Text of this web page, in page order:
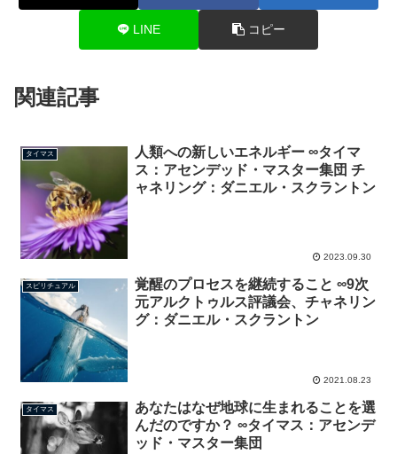
LINE コピー
関連記事
タイマス
人類への新しいエネルギー ∞タイマ
ス：アセンデッド・マスター集団 チ
ャネリング：ダニエル・スクラントン
2023.09.30
スピリチュアル
覚醒のプロセスを継続すること ∞9次
元アルクトゥルス評議会、チャネリン
グ：ダニエル・スクラントン
2021.08.23
タイマス
あなたはなぜ地球に生まれることを選
んだのですか？ ∞タイマス：アセンデ
ッド・マスター集団